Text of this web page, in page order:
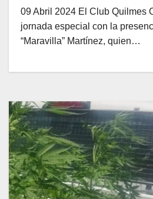
09 Abril 2024 El Club Quilmes
jornada especial con la
“Maravilla” Martínez, quien…